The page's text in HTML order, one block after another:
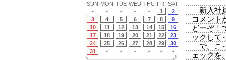
SUN MON TUE WED THU FRI SAT
-
- - - - 1
2
3
4 5 6 7 8
9
10
11 12 13 14 15
16
17
18 19 20 21 22
23
24
25 26 27 28 29
30
31
- - - - - -
新入社
コメント
どーぞ！
ックして
で。こ
ェックを